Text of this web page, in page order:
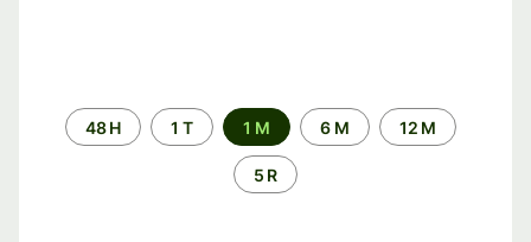
Time
period
48 H 1 T 1 M 6 M 12 M
5 R